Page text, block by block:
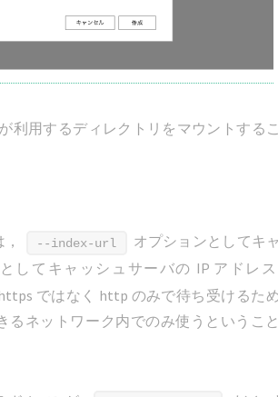
利用するディレクトリをマウントする
--index-url
オプションとしてキ
してキャッシュサーバの IP アドレス
ではなく http のみで待ち受けるた
ネットワーク内でのみ使うというこ